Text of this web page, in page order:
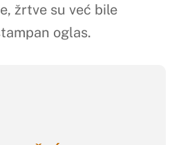
žrtve su već bile
oglas.